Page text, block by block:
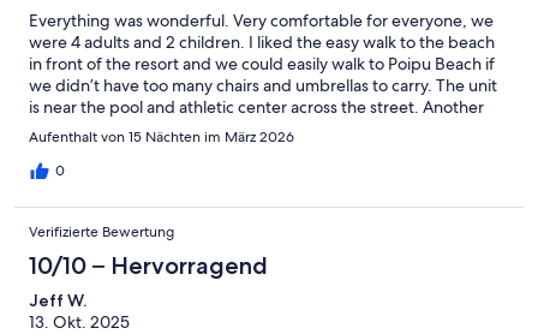
Everything was wonderful. Very comfortable for everyone, we
were 4 adults and 2 children. I liked the easy walk to the beach
in front of the resort and we could easily walk to Poipu Beach if
we didn’t have too many chairs and umbrellas to carry. The unit
is near the pool and athletic center across the street. Another
easy walk. The two outside patios were very nice, you can see
love to come back.
Aufenthalt von 15 Nächten im März 2026
0
Verifizierte Bewertung
10/10 – Hervorragend
Jeff W.
13. Okt. 2025